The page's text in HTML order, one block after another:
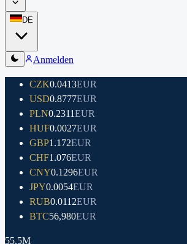
DE
Anmelden
CZK0.0413EUR
USD0.8777EUR
PLN0.2311EUR
HUF0.0027EUR
GBP1.172EUR
CHF1.076EUR
CNY0.1296EUR
JPY0.0054EUR
RUB0.0112EUR
BTC56,980EUR
55.5M